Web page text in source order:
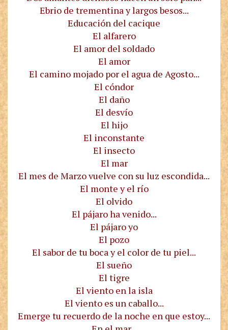
Ebrio de trementina y largos besos...
Educación del cacique
El alfarero
El amor del soldado
El amor
El camino mojado por el agua de Agosto...
El cóndor
El daño
El desvío
El hijo
El inconstante
El insecto
El mar
El mes de Marzo vuelve con su luz escondida...
El monte y el río
El olvido
El pájaro ha venido...
El pájaro yo
El pozo
El sabor de tu boca y el color de tu piel...
El sueño
El tigre
El viento en la isla
El viento es un caballo...
Emerge tu recuerdo de la noche en que estoy...